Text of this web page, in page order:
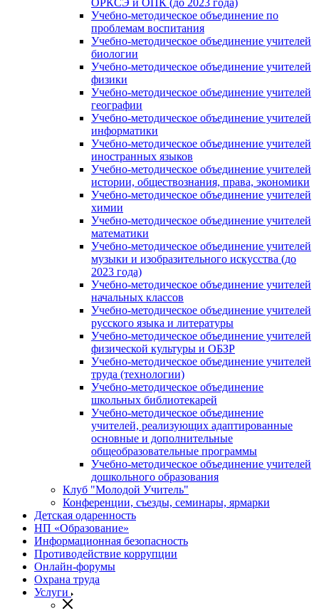
ОРКСЭ и ОПК (до 2023 года)
Учебно-методическое объединение по
проблемам воспитания
Учебно-методическое объединение учителей
биологии
Учебно-методическое объединение учителей
физики
Учебно-методическое объединение учителей
географии
Учебно-методическое объединение учителей
информатики
Учебно-методическое объединение учителей
иностранных языков
Учебно-методическое объединение учителей
истории, обществознания, права, экономики
Учебно-методическое объединение учителей
химии
Учебно-методическое объединение учителей
математики
Учебно-методическое объединение учителей
музыки и изобразительного искусства (до
2023 года)
Учебно-методическое объединение учителей
начальных классов
Учебно-методическое объединение учителей
русского языка и литературы
Учебно-методическое объединение учителей
физической культуры и ОБЗР
Учебно-методическое объединение учителей
труда (технологии)
Учебно-методическое объединение
школьных библиотекарей
Учебно-методическое объединение
учителей, реализующих адаптированные
основные и дополнительные
общеобразовательные программы
Учебно-методическое объединение учителей
дошкольного образования
Клуб "Молодой Учитель"
Конференции, съезды, семинары, ярмарки
Детская одаренность
НП «Образование»
Информационная безопасность
Противодействие коррупции
Онлайн-форумы
Охрана труда
Услуги